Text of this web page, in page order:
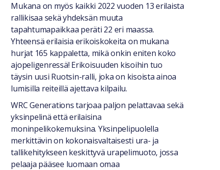
Mukana on myös kaikki 2022 vuoden 13 erilaista
rallikisaa sekä yhdeksän muuta
tapahtumapaikkaa peräti 22 eri maassa.
Yhteensä erilaisia erikoiskokeita on mukana
hurjat 165 kappaletta, mikä onkin eniten koko
ajopeligenressä! Erikoisuuden kisoihin tuo
täysin uusi Ruotsin-ralli, joka on kisoista ainoa
lumisilla reiteillä ajettava kilpailu.
WRC Generations tarjoaa paljon pelattavaa sekä
yksinpelinä että erilaisina
moninpelikokemuksina. Yksinpelipuolella
merkittävin on kokonaisvaltaisesti ura- ja
tallikehitykseen keskittyvä urapelimuoto, jossa
pelaaja pääsee luomaan omaa